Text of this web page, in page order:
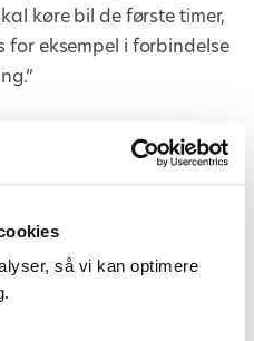
så vi kan optimere
køre bil de første timer,
eksempel i forbindelse
med lattergas. Vi